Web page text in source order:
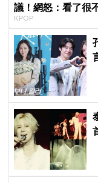
議！網怒：看了很
KPOP